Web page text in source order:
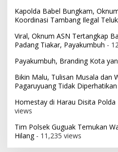
Kapolda Babel Bungkam,
Koordinasi Tambang Ilegal
Viral, Oknum ASN Tertangkap
Padang Tiakar, Payakumbuh -
Payakumbuh, Branding Kota
Bikin Malu, Tulisan Musala dan
Pagaruyuang Tidak Diperhatikan
Homestay di Harau Disita Polda
views
Tim Polsek Guguak Temukan
Hilang- 11,235 views